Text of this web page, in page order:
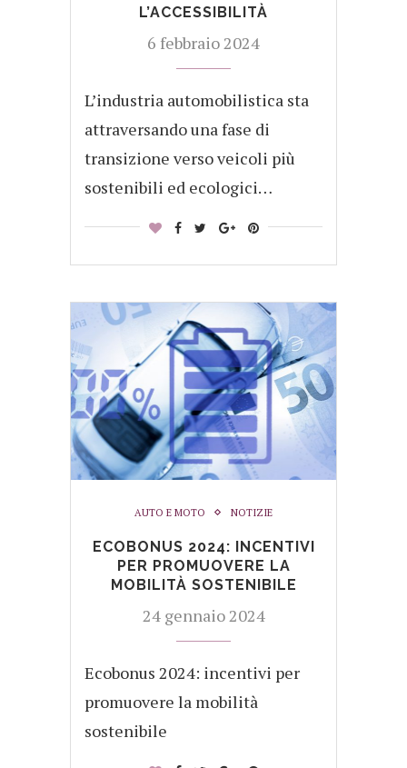
L’ACCESSIBILITÀ
6 febbraio 2024
L’industria automobilistica sta
attraversando una fase di
transizione verso veicoli più
sostenibili ed ecologici…
AUTO E MOTO NOTIZIE
ECOBONUS 2024: INCENTIVI
PER PROMUOVERE LA
MOBILITÀ SOSTENIBILE
24 gennaio 2024
Ecobonus 2024: incentivi per
promuovere la mobilità
sostenibile